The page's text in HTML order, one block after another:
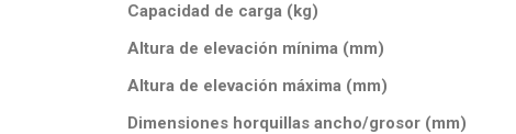
Capacidad de carga (kg)
Altura de elevación mínima (mm)
Altura de elevación máxima (mm)
Dimensiones horquillas ancho/grosor (mm)